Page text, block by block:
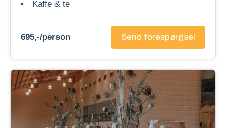
Kaffe & te
695,-/person Send forespørgsel